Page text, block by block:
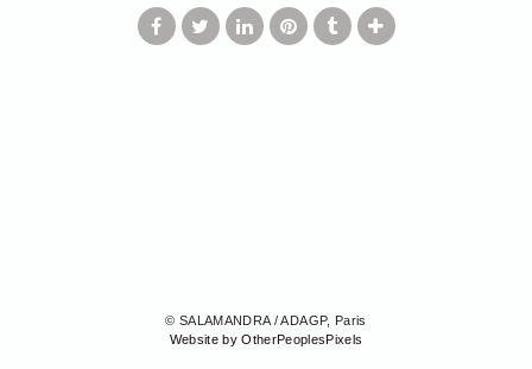
© SALAMANDRA / ADAGP, Paris
Website by OtherPeoplesPixels